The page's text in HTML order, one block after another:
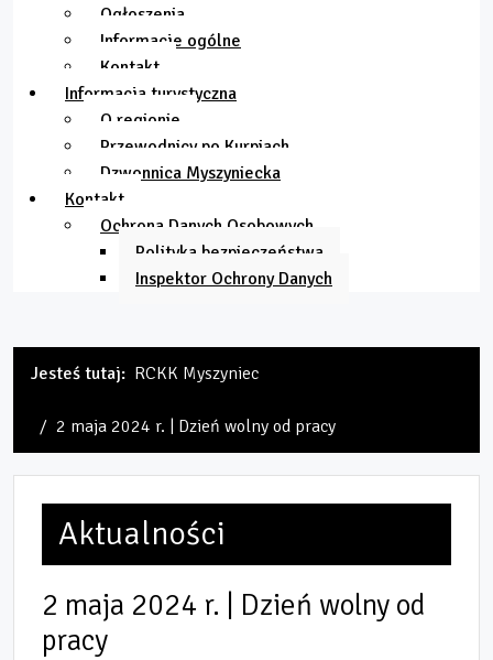
Ogłoszenia
Informacje ogólne
Kontakt
Informacja turystyczna
O regionie
Przewodnicy po Kurpiach
Dzwonnica Myszyniecka
Kontakt
Ochrona Danych Osobowych
Polityka bezpieczeństwa
Inspektor Ochrony Danych
Jesteś tutaj: RCKK Myszyniec
2 maja 2024 r. | Dzień wolny od pracy
Aktualności
2 maja 2024 r. | Dzień wolny od
pracy